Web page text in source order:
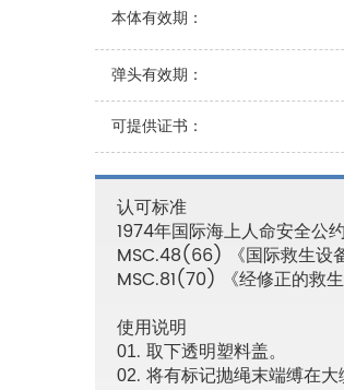
本体有效期：
弹头有效期：
可提供证书：
认可标准
1974年国际海上人命安全公
MSC.48(66) 《国际救生设
MSC.81(70) 《经修正的救
使用说明
01. 取下透明塑料盖。
02. 将有标记抛绳末端缚在大